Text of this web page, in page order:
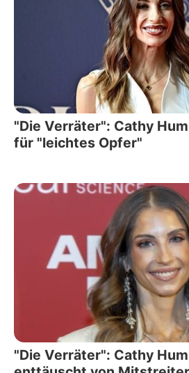
"Die Verräter": Cathy
für "leichtes Opfer"
"Die Verräter": Cathy